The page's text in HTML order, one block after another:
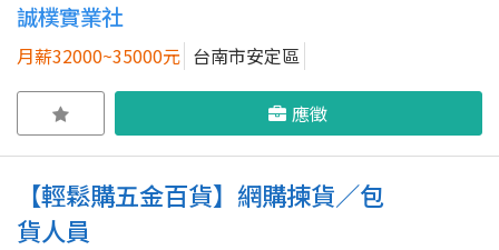
誠樸實業社
月薪32000~35000元 台南市安定區
應徵
【輕鬆購五金百貨】網購揀貨／包
貨人員